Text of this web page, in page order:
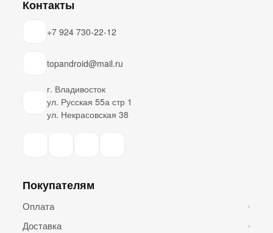
Контакты
+7 924 730-22-12
topandroid@mail.ru
г. Владивосток
ул. Русская 55а стр 1
ул. Некрасовская 38
Покупателям
Оплата ›
Доставка ›